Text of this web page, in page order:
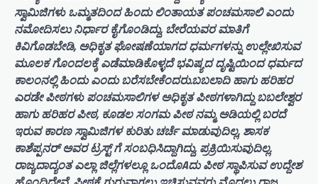
ಸ್ವಾಮಿಜಿಗಳು ಒಮ್ಮತದಿಂದ ಹಿಂದು ಲಿಂತಾಯತ ಪಂಚಮಸಾಲಿ ಎಂದು
ನಮೋದಿಸಲು ನಿರ್ಧಾರ ಕೈಗೊಂಡಿದ್ದು, ಬೇರೆಯವರ ಮಾತಿಗೆ
ಕಿವಿಗೊಡಬೇಡಿ, ಅಧಿಕೃತ ಘೋಷಣೆಯಾಗದ ಧರ್ಮಗಳನ್ನು ಉಲ್ಲೇಖಿಸುವ
ಮೂಲಕ ಗೊಂದಲಕ್ಕೆ ಎಡೆಮಾಡಿಕೊಳ್ಳದೆ ಭವಿಷ್ಯದ ದೃಷ್ಟಿಯಿಂದ ಧರ್ಮದ
ಕಾಲಂನಲ್ಲಿ ಹಿಂದು ಎಂದು ಬರೆಸಬೇಕೆಂದರು.ಬಬಲಾದಿ ಹಾಗು ಹರಿಹರ
ಎರಡೇ ಪೀಠಗಳು ಪಂಚಮಸಾಲಿಗಳ ಅಧಿಕೃತ ಪೀಠಗಳಾಗಿದ್ದು ಬಬಲೇಶ್ವರ
ಹಾಗು ಹರಿಹರ ಪೀಠ, ಕೂಡಲ ಸಂಗಮ ಪೀಠ ನಮ್ಮ ಅಡಿಯಲ್ಲಿ ಬರದೆ
ಇರುವ ಕಾರಣ ಸ್ವಾಮಿಜಿಗಳ ಕುರಿತು ಚರ್ಚೆ ಮಾಡುವುದಿಲ್ಲ, ಶಾಸಕ
ಕಾಶೆಪ್ಪನರ್ ಅವರ ಟ್ರಸ್ಟ್ ಗೆ ಸಂಬಧಿಸಿದ್ದಾಗಿದ್ದು, ಪ್ರಕ್ರಿಯಿಸುವುದಿಲ್ಲ.
ರಾಜ್ಯದಾದ್ಯಂತ ಎಲ್ಲಾ ಜಿಲ್ಲೆಗಳಲ್ಲೂ ಒಂದೊAದು ಪೀಠ ಸ್ಥಾಪಿಸುವ ಉದ್ದೇಶ